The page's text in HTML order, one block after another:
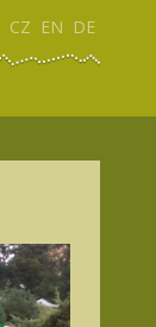
CZ EN DE